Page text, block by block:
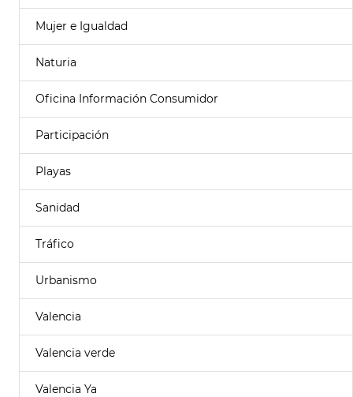
Mujer e Igualdad
Naturia
Oficina Información Consumidor
Participación
Playas
Sanidad
Tráfico
Urbanismo
Valencia
Valencia verde
Valencia Ya